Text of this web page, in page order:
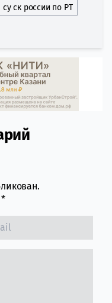
су ск россии по РТ
*